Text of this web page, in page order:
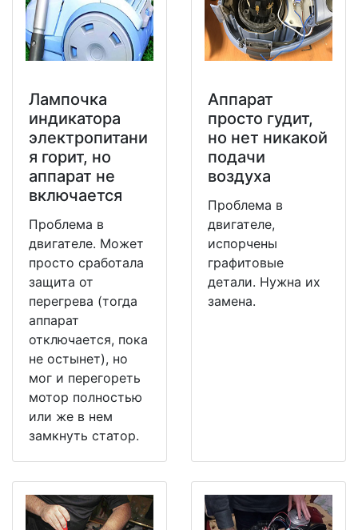
Лампочка
индикатора
электропитани
я горит, но
аппарат не
включается
Проблема в
двигателе. Может
просто сработала
защита от
перегрева (тогда
аппарат
отключается, пока
не остынет), но
мог и перегореть
мотор полностью
или же в нем
замкнуть статор.
Аппарат
просто гудит,
но нет никакой
подачи
воздуха
Проблема в
двигателе,
испорчены
графитовые
детали. Нужна их
замена.